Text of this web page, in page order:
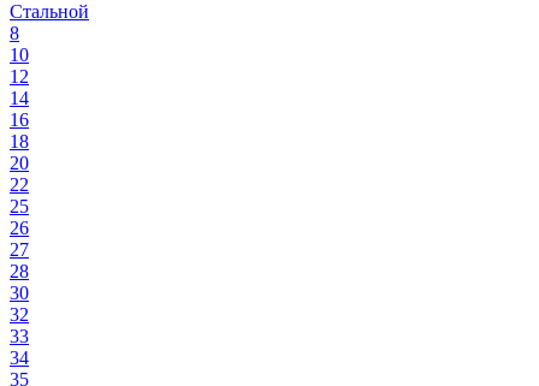
Стальной
8
10
12
14
16
18
20
22
25
26
27
28
30
32
33
34
35